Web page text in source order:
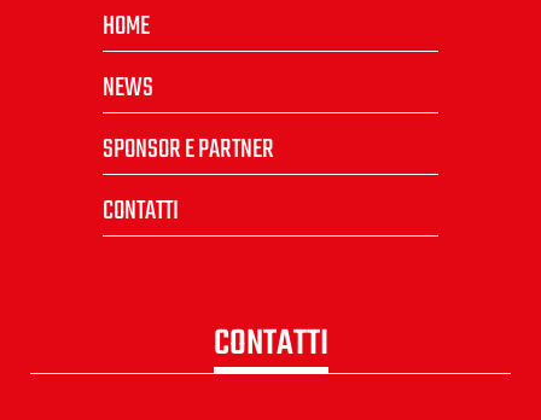
HOME
NEWS
SPONSOR E PARTNER
CONTATTI
CONTATTI